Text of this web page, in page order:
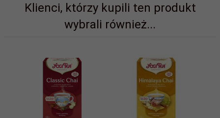
Klienci, którzy kupili ten produkt
wybrali również...